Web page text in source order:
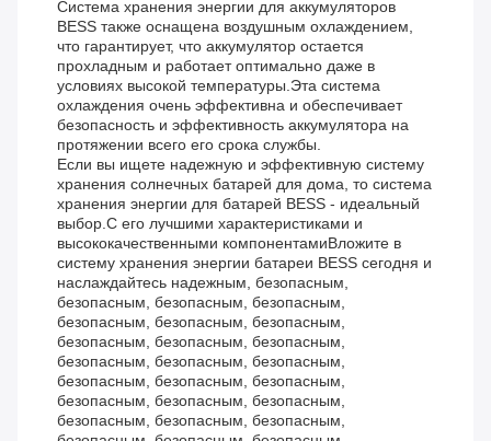
Система хранения энергии для аккумуляторов
BESS также оснащена воздушным охлаждением,
что гарантирует, что аккумулятор остается
прохладным и работает оптимально даже в
условиях высокой температуры.Эта система
охлаждения очень эффективна и обеспечивает
безопасность и эффективность аккумулятора на
протяжении всего его срока службы.
Если вы ищете надежную и эффективную систему
хранения солнечных батарей для дома, то система
хранения энергии для батарей BESS - идеальный
выбор.С его лучшими характеристиками и
высококачественными компонентамиВложите в
систему хранения энергии батареи BESS сегодня и
наслаждайтесь надежным, безопасным,
безопасным, безопасным, безопасным,
безопасным, безопасным, безопасным,
безопасным, безопасным, безопасным,
безопасным, безопасным, безопасным,
безопасным, безопасным, безопасным,
безопасным, безопасным, безопасным,
безопасным, безопасным, безопасным,